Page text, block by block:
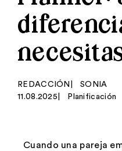
REDACCIÓN
SONIA
11.08.2025
Planificación
Cuando una pareja